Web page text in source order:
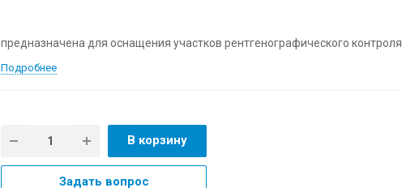
предназначена для оснащения участков рентгенографического контроля
Подробнее
В корзину
Задать вопрос